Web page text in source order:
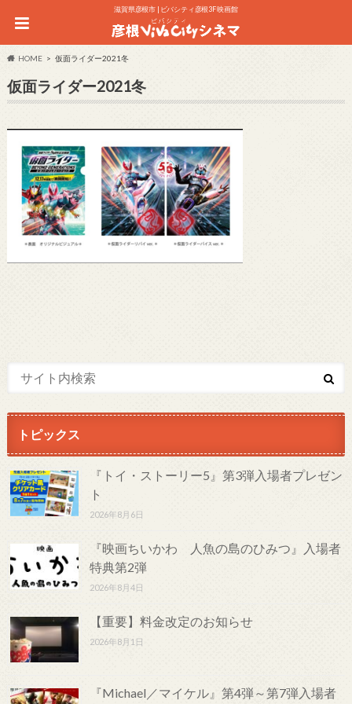
滋賀県彦根市 | ビバシティ彦根3F 映画館
HOME 仮面ライダー2021冬
仮面ライダー2021冬
トピックス
『トイ・ストーリー5』第3弾入場者プレゼン
ト
2026年8月6日
『映画ちいかわ 人魚の島のひみつ』入場者
特典第2弾
2026年8月4日
【重要】料金改定のお知らせ
2026年8月1日
『Michael／マイケル』第4弾～第7弾入場者